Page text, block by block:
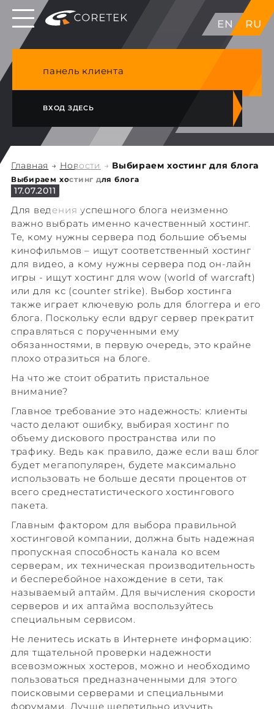
EN RU
Выделенные серверы в ЕС, Японии, ГК, США
NVME VPS & cPanel премиум хостинг в
панель клиента
ВХОД ЗДЕСЬ
Главная → Новости → Выбираем хостинг для блога
Выбираем хостинг для блога
17.07.2011
Для ведения успешного блога неизменно
важно выбрать именно качественный хостинг.
Те, кому нужны сервера под большие объемы
кинофильмов – ищут соответственный хостинг
для видео, а кому нужны сервера под он-лайн
игры - ищут хостинг для wow (world of warcraft)
или для кс (counter strike). Выбор хостинга
также играет ключевую роль для блоггера и его
блога. Поскольку если вдруг сервер прекратит
справляться с порученными ему
обязанностями, в первую очередь, это крайне
плохо отразиться на блоге.
На что же стоит обратить пристальное
внимание?
Главное требование это надежность: клиенты
часто делают ошибку, выбирая хостинг по
объему дискового пространства или по
трафику. Ведь как правило, даже если ваш блог
будет мегапопулярен, будете максимально
использовать не больше десяти процентов от
всего среднестатистического хостингового
пакета.
Главным фактором для выбора правильной
хостинговой компании, должна быть надежная
пропускная способность канала ко всем
серверам, их техническая производительность
и бесперебойное нахождение в сети, так
называемый аптайм. Для вычисления скорости
серверов и их аптайма воспользуйтесь
специальным сервисом.
Не ленитесь искать в Интернете информацию:
для тщательной проверки надежности
всевозможных хостеров, можно и необходимо
пользоваться предназначенными для этого
поисковыми серверами и специальными
форумами. Лучше щепетильно изучить